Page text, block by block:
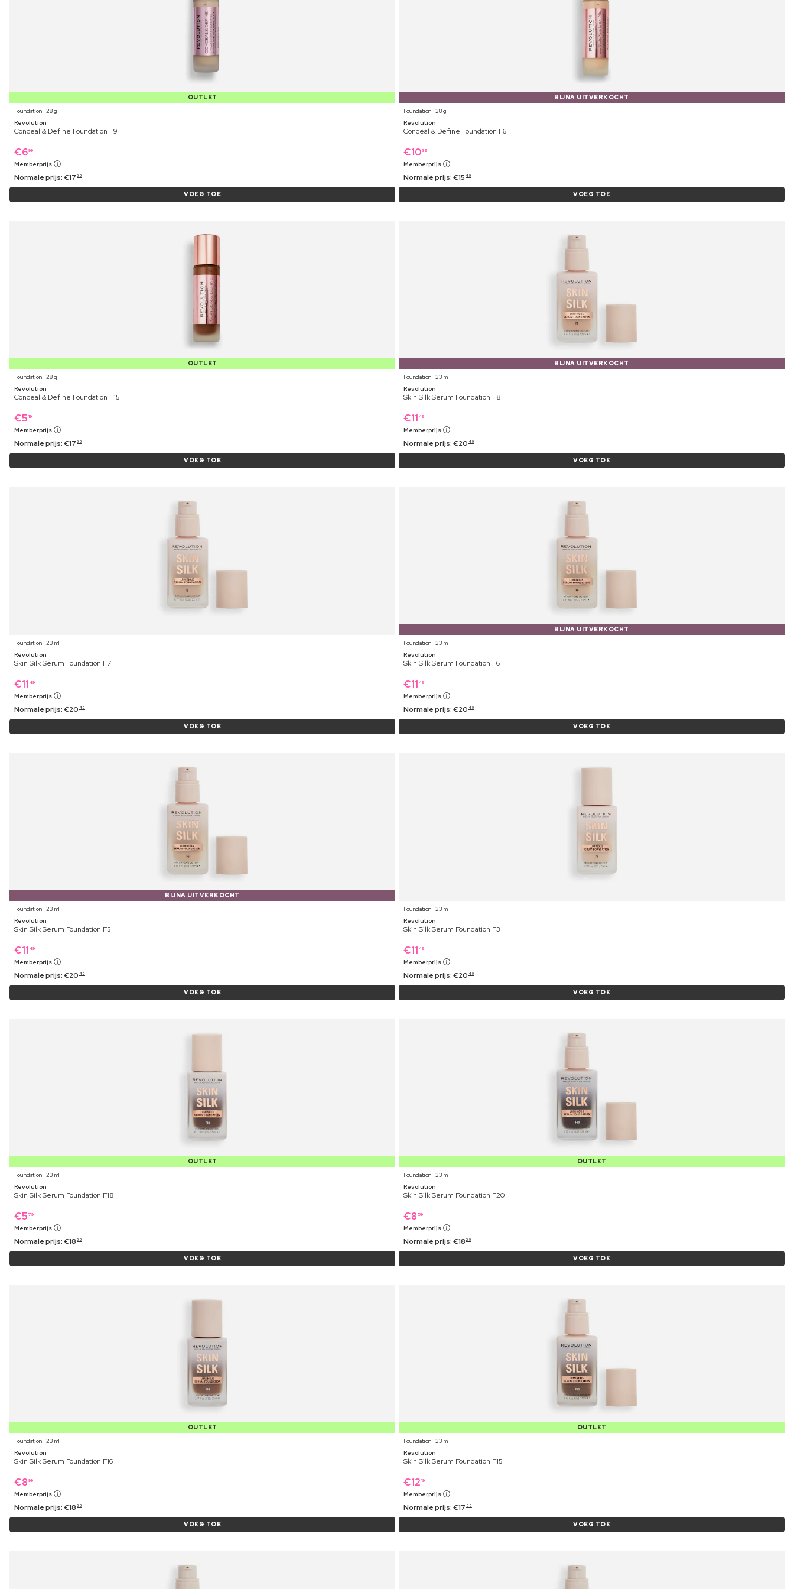
OUTLET
Foundation ⋅ 28 g
Revolution
Conceal & Define Foundation F9
€699
Memberprijs
Normale prijs:€17 29
VOEG TOE
BIJNA UITVERKOCHT
Foundation ⋅ 28 g
Revolution
Conceal & Define Foundation F6
€1039
Memberprijs
Normale prijs:€15 49
VOEG TOE
OUTLET
Foundation ⋅ 28 g
Revolution
Conceal & Define Foundation F15
€5 19
Memberprijs
Normale prijs:€17 29
VOEG TOE
BIJNA UITVERKOCHT
Foundation ⋅ 23 ml
Revolution
Skin Silk Serum Foundation F8
€11 49
Memberprijs
Normale prijs:€20 49
VOEG TOE
Foundation ⋅ 23 ml
Revolution
Skin Silk Serum Foundation F7
€11 49
Memberprijs
Normale prijs:€20 49
VOEG TOE
BIJNA UITVERKOCHT
Foundation ⋅ 23 ml
Revolution
Skin Silk Serum Foundation F6
€11 49
Memberprijs
Normale prijs:€20 49
VOEG TOE
BIJNA UITVERKOCHT
Foundation ⋅ 23 ml
Revolution
Skin Silk Serum Foundation F5
€11 49
Memberprijs
Normale prijs:€20 49
VOEG TOE
Foundation ⋅ 23 ml
Revolution
Skin Silk Serum Foundation F3
€11 49
Memberprijs
Normale prijs:€20 49
VOEG TOE
OUTLET
Foundation ⋅ 23 ml
Revolution
Skin Silk Serum Foundation F18
€5 79
Memberprijs
Normale prijs:€18 29
VOEG TOE
OUTLET
Foundation ⋅ 23 ml
Revolution
Skin Silk Serum Foundation F20
€8 59
Memberprijs
Normale prijs:€18 29
VOEG TOE
OUTLET
Foundation ⋅ 23 ml
Revolution
Skin Silk Serum Foundation F16
€8 99
Memberprijs
Normale prijs:€18 29
VOEG TOE
OUTLET
Foundation ⋅ 23 ml
Revolution
Skin Silk Serum Foundation F15
€12 19
Memberprijs
Normale prijs:€17 99
VOEG TOE